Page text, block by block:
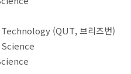
(QUT, 브리즈번)